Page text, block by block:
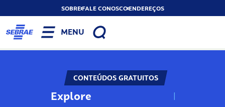
SOBREFALE CONOSCOENDEREÇOS
MENU
CONTEÚDOS GRATUITOS
Explore N